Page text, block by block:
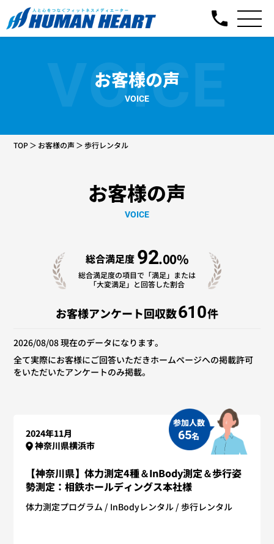
VOICE
お客様の声
VOICE
TOP お客様の声 歩行レンタル
お客様の声
VOICE
総合満足度 92.00%
総合満足度の項目で「満足」または
「大変満足」と回答した割合
お客様アンケート回収数610件
2026/08/08 現在のデータになります。
全て実際にお客様にご回答いただきホームページへの掲載許可
をいただいたアンケートのみ掲載。
2024年11月
神奈川県横浜市
参加人数
65名
【神奈川県】体力測定4種＆InBody測定＆歩行姿
勢測定：相鉄ホールディングス本社様
体力測定プログラム InBodyレンタル 歩行レンタル